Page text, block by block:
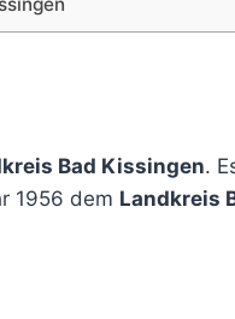
Bad Kissingen.
1956 dem Landkreis